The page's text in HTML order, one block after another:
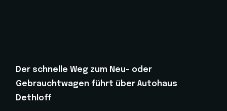
Der schnelle Weg zum Neu- oder
Gebrauchtwagen führt über Autohaus
Dethloff